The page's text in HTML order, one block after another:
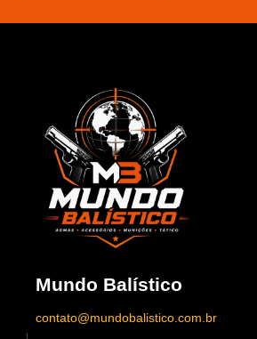
Mundo Balístico
contato@mundobalistico.com.br